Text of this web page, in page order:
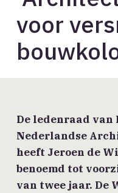
voor
De ledenraad
Nederlandse
heeft Jeroen de
benoemd tot
van twee jaar. De